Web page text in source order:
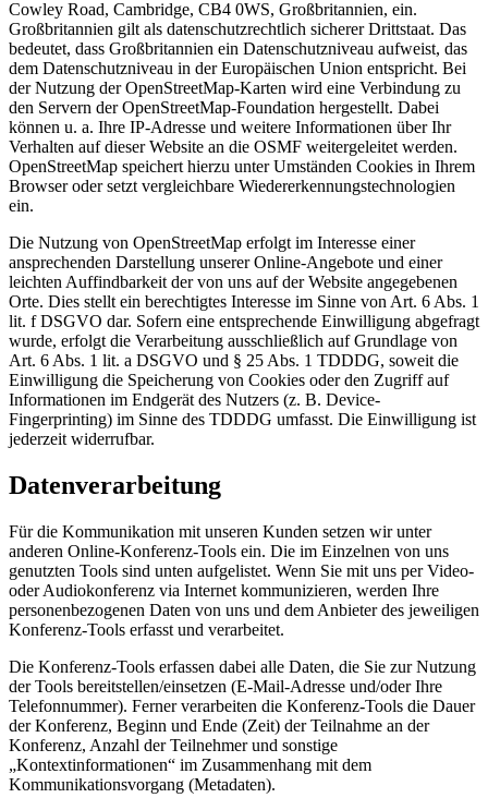
Cowley Road, Cambridge, CB4 0WS, Großbritannien, ein.
Großbritannien gilt als datenschutzrechtlich sicherer Drittstaat. Das
bedeutet, dass Großbritannien ein Datenschutzniveau aufweist, das
dem Datenschutzniveau in der Europäischen Union entspricht. Bei
der Nutzung der OpenStreetMap-Karten wird eine Verbindung zu
den Servern der OpenStreetMap-Foundation hergestellt. Dabei
können u. a. Ihre IP-Adresse und weitere Informationen über Ihr
Verhalten auf dieser Website an die OSMF weitergeleitet werden.
OpenStreetMap speichert hierzu unter Umständen Cookies in Ihrem
Browser oder setzt vergleichbare Wiedererkennungstechnologien
ein.
Die Nutzung von OpenStreetMap erfolgt im Interesse einer
ansprechenden Darstellung unserer Online-Angebote und einer
leichten Auffindbarkeit der von uns auf der Website angegebenen
Orte. Dies stellt ein berechtigtes Interesse im Sinne von Art. 6 Abs. 1
lit. f DSGVO dar. Sofern eine entsprechende Einwilligung abgefragt
wurde, erfolgt die Verarbeitung ausschließlich auf Grundlage von
Art. 6 Abs. 1 lit. a DSGVO und § 25 Abs. 1 TDDDG, soweit die
Einwilligung die Speicherung von Cookies oder den Zugriff auf
Informationen im Endgerät des Nutzers (z. B. Device-
Fingerprinting) im Sinne des TDDDG umfasst. Die Einwilligung ist
jederzeit widerrufbar.
Datenverarbeitung
Für die Kommunikation mit unseren Kunden setzen wir unter
anderen Online-Konferenz-Tools ein. Die im Einzelnen von uns
genutzten Tools sind unten aufgelistet. Wenn Sie mit uns per Video-
oder Audiokonferenz via Internet kommunizieren, werden Ihre
personenbezogenen Daten von uns und dem Anbieter des jeweiligen
Konferenz-Tools erfasst und verarbeitet.
Die Konferenz-Tools erfassen dabei alle Daten, die Sie zur Nutzung
der Tools bereitstellen/einsetzen (E-Mail-Adresse und/oder Ihre
Telefonnummer). Ferner verarbeiten die Konferenz-Tools die Dauer
der Konferenz, Beginn und Ende (Zeit) der Teilnahme an der
Konferenz, Anzahl der Teilnehmer und sonstige
„Kontextinformationen“ im Zusammenhang mit dem
Kommunikationsvorgang (Metadaten).